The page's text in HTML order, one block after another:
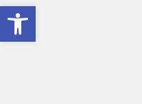
פתח